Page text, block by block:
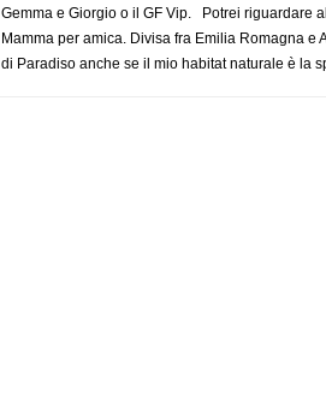
Gemma e Giorgio o il GF Vip. Potrei riguardare
Mamma per amica. Divisa fra Emilia Romagna
di Paradiso anche se il mio habitat naturale è la